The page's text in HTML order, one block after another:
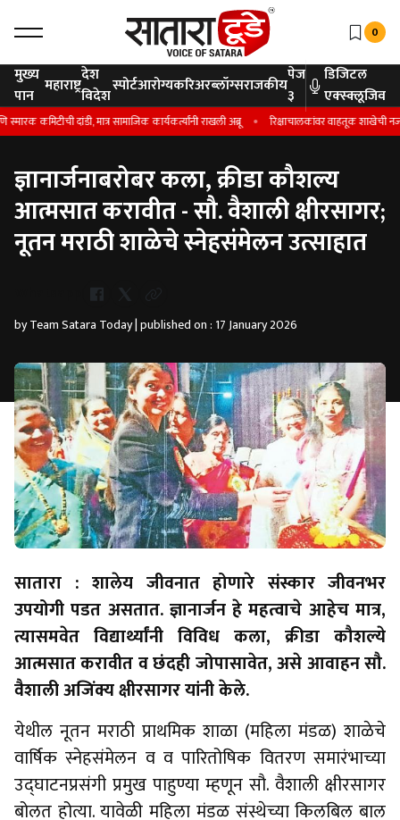
0
मुख्य
पान महाराष्ट्रदेश
विदेशस्पोर्टआरोग्यकरिअरब्लॉग्सराजकीयपेज
३
डिजिटल
एक्स्क्लूजिव
कमिटीची दांडी, मात्र सामाजिक कार्यकर्त्यांनी राखली अब्रू रिक्षाचालकांवर वाहतूक शाखेची नजर;
ज्ञानार्जनाबरोबर कला, क्रीडा कौशल्य
आत्मसात करावीत - सौ. वैशाली क्षीरसागर;
नूतन मराठी शाळेचे स्नेहसंमेलन उत्साहात
by Team Satara Today | published on : 17 January 2026
सातारा : शालेय जीवनात होणारे संस्कार जीवनभर
उपयोगी पडत असतात. ज्ञानार्जन हे महत्वाचे आहेच मात्र,
त्यासमवेत विद्यार्थ्यांनी विविध कला, क्रीडा कौशल्ये
आत्मसात करावीत व छंदही जोपासावेत, असे आवाहन सौ.
वैशाली अजिंक्य क्षीरसागर यांनी केले.
येथील नूतन मराठी प्राथमिक शाळा (महिला मंडळ) शाळेचे
वार्षिक स्नेहसंमेलन व व पारितोषिक वितरण समारंभाच्या
उद्घाटनप्रसंगी प्रमुख पाहुण्या म्हणून सौ. वैशाली क्षीरसागर
बोलत होत्या. यावेळी महिला मंडळ संस्थेच्या किलबिल बाल